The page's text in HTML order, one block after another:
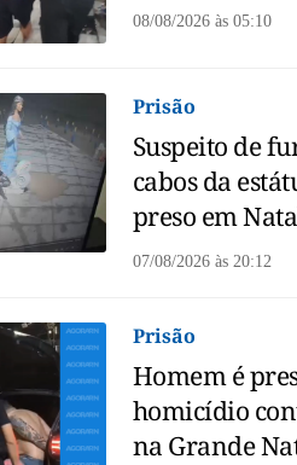
08/08/2026 às05:10
Prisão
Suspeito de
cabos da
preso em
07/08/2026 às20:12
Prisão
Homem é
homicídio
na Grande